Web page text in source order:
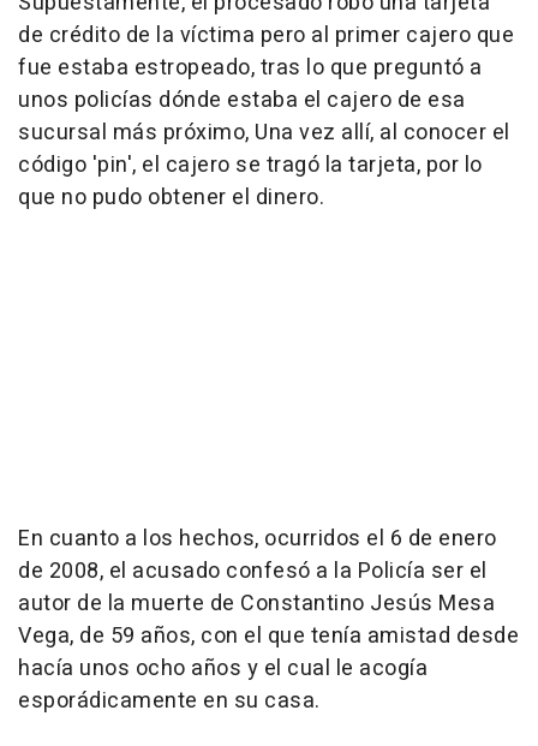
de crédito de la víctima pero al primer cajero que
fue estaba estropeado, tras lo que preguntó a
unos policías dónde estaba el cajero de esa
sucursal más próximo, Una vez allí, al conocer el
código 'pin', el cajero se tragó la tarjeta, por lo
que no pudo obtener el dinero.
En cuanto a los hechos, ocurridos el 6 de enero
de 2008, el acusado confesó a la Policía ser el
autor de la muerte de Constantino Jesús Mesa
Vega, de 59 años, con el que tenía amistad desde
hacía unos ocho años y el cual le acogía
esporádicamente en su casa.